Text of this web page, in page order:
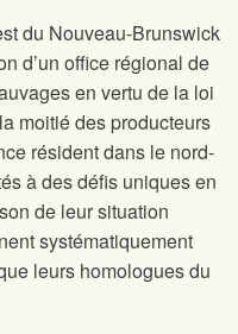
du Nouveau-Brunswick
d’un office régional de
en vertu de la loi
moitié des producteurs
résident dans le nord-
à des défis uniques en
de leur situation
systématiquement
leurs homologues du